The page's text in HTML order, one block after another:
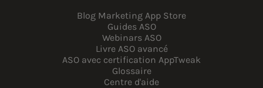
Blog Marketing App Store
Guides ASO
Webinars ASO
Livre ASO avancé
ASO avec certification AppTweak
Glossaire
Centre d'aide